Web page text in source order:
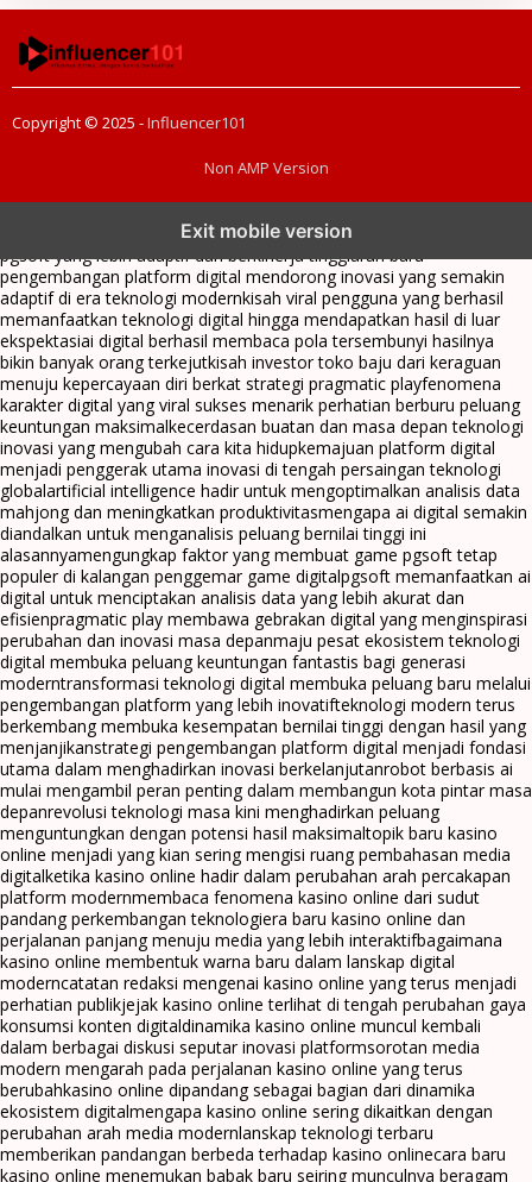
Copyright © 2025 -Influencer101
Non AMP Version
Exit mobile version
menghadirkan inovasi berkualitasai digital menjadi kunci analisis data
pgsoft yang lebih adaptif dan berkinerja tinggiarah baru
pengembangan platform digital mendorong inovasi yang semakin
adaptif di era teknologi modernkisah viral pengguna yang berhasil
memanfaatkan teknologi digital hingga mendapatkan hasil di luar
ekspektasiai digital berhasil membaca pola tersembunyi hasilnya
bikin banyak orang terkejutkisah investor toko baju dari keraguan
menuju kepercayaan diri berkat strategi pragmatic playfenomena
karakter digital yang viral sukses menarik perhatian berburu peluang
keuntungan maksimalkecerdasan buatan dan masa depan teknologi
inovasi yang mengubah cara kita hidupkemajuan platform digital
menjadi penggerak utama inovasi di tengah persaingan teknologi
globalartificial intelligence hadir untuk mengoptimalkan analisis data
mahjong dan meningkatkan produktivitasmengapa ai digital semakin
diandalkan untuk menganalisis peluang bernilai tinggi ini
alasannyamengungkap faktor yang membuat game pgsoft tetap
populer di kalangan penggemar game digitalpgsoft memanfaatkan ai
digital untuk menciptakan analisis data yang lebih akurat dan
efisienpragmatic play membawa gebrakan digital yang menginspirasi
perubahan dan inovasi masa depanmaju pesat ekosistem teknologi
digital membuka peluang keuntungan fantastis bagi generasi
moderntransformasi teknologi digital membuka peluang baru melalui
pengembangan platform yang lebih inovatifteknologi modern terus
berkembang membuka kesempatan bernilai tinggi dengan hasil yang
menjanjikanstrategi pengembangan platform digital menjadi fondasi
utama dalam menghadirkan inovasi berkelanjutanrobot berbasis ai
mulai mengambil peran penting dalam membangun kota pintar masa
depanrevolusi teknologi masa kini menghadirkan peluang
menguntungkan dengan potensi hasil maksimaltopik baru kasino
online menjadi yang kian sering mengisi ruang pembahasan media
digitalketika kasino online hadir dalam perubahan arah percakapan
platform modernmembaca fenomena kasino online dari sudut
pandang perkembangan teknologiera baru kasino online dan
perjalanan panjang menuju media yang lebih interaktifbagaimana
kasino online membentuk warna baru dalam lanskap digital
moderncatatan redaksi mengenai kasino online yang terus menjadi
perhatian publikjejak kasino online terlihat di tengah perubahan gaya
konsumsi konten digitaldinamika kasino online muncul kembali
dalam berbagai diskusi seputar inovasi platformsorotan media
modern mengarah pada perjalanan kasino online yang terus
berubahkasino online dipandang sebagai bagian dari dinamika
ekosistem digitalmengapa kasino online sering dikaitkan dengan
perubahan arah media modernlanskap teknologi terbaru
memberikan pandangan berbeda terhadap kasino onlinecara baru
kasino online menemukan babak baru seiring munculnya beragam